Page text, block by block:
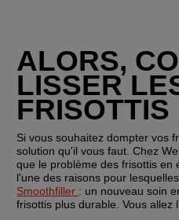
ALORS,
LISSER
Si vous souhaitez dompter vos
solution qu'il vous faut. Chez
que le problème des frisottis en
Smoothfiller : un nouveau soin
frisottis plus durable. Vous allez